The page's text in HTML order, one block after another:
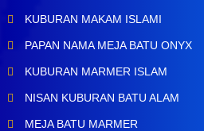
KUBURAN MAKAM ISLAMI
PAPAN NAMA MEJA BATU ONYX
KUBURAN MARMER ISLAM
NISAN KUBURAN BATU ALAM
MEJA BATU MARMER